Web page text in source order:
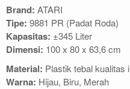
Brand: ATARI
Tipe: 9881 PR (Padat Roda)
Kapasitas: ±345 Liter
Dimensi: 100 x 80 x 63,6 cm
Material: Plastik tebal kualitas
Warna: Hijau, Biru, Merah